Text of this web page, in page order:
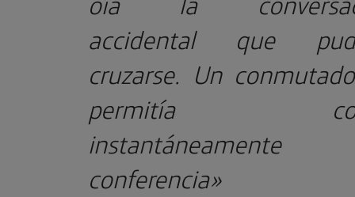
accidental que
cruzarse. Un
permitía
conferencia»